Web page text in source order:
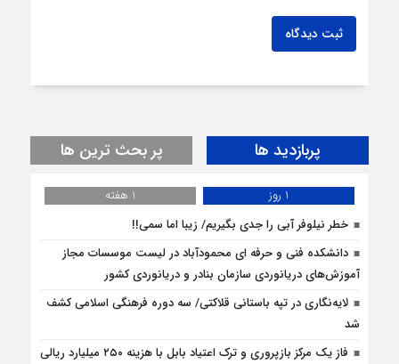
ثبت دیدگاه
پربازدید ها پر بحث ترین ها
1 روز
1 هفته
خطر نیلوفر آبی را جدی بگیریم/ زیبا اما سمی!!
دانشکده فنی و حرفه ای محمودآباد در لیست موسسات مجاز
آموزش‌های دریانوردی سازمان بنادر و دریانوردی کشور
لایه‌نگاری در تپه باستانی قلاکتی/ سه دوره فرهنگی اسلامی کشف
شد
فاز یک مرکز بازپروری و ترک اعتیاد بابل با هزینه ۲۵۰ میلیارد ریالی